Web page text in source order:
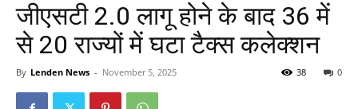
जीएसटी 2.0 लागू होने के बाद 36 में
से 20 राज्यों में घटा टैक्स कलेक्शन
By Lenden News - November 5, 2025 0
38